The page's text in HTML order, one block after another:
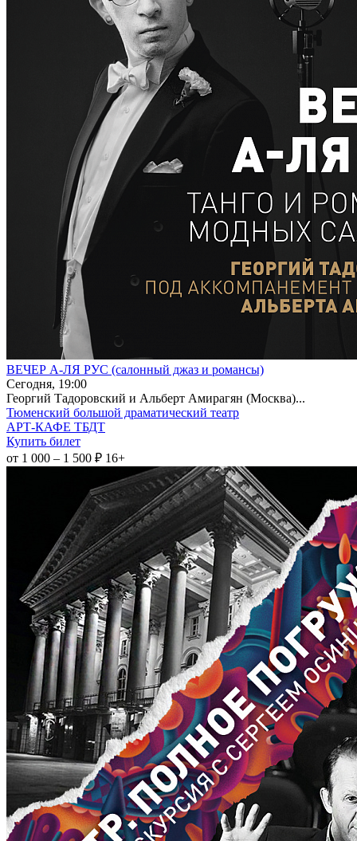
ВЕЧЕР А-ЛЯ РУС (салонный джаз и романсы)
Сегодня, 19:00
Георгий Тадоровский и Альберт Амирагян (Москва)...
Тюменский большой драматический театр
АРТ-КАФЕ ТБДТ
Купить билет
от 1 000 – 1 500 ₽ 16+